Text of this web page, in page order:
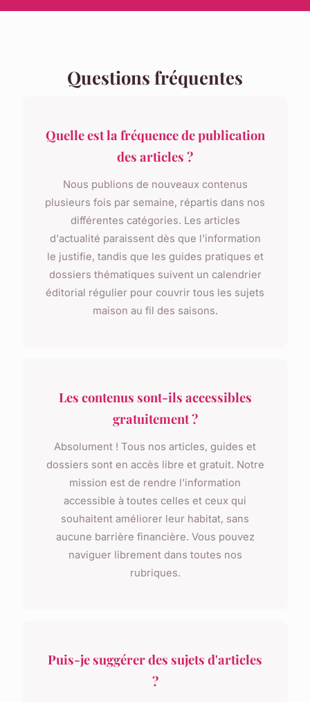
Questions fréquentes
Quelle est la fréquence de publication
des articles ?
Nous publions de nouveaux contenus
plusieurs fois par semaine, répartis dans nos
différentes catégories. Les articles
d'actualité paraissent dès que l'information
le justifie, tandis que les guides pratiques et
dossiers thématiques suivent un calendrier
éditorial régulier pour couvrir tous les sujets
maison au fil des saisons.
Les contenus sont-ils accessibles
gratuitement ?
Absolument ! Tous nos articles, guides et
dossiers sont en accès libre et gratuit. Notre
mission est de rendre l'information
accessible à toutes celles et ceux qui
souhaitent améliorer leur habitat, sans
aucune barrière financière. Vous pouvez
naviguer librement dans toutes nos
rubriques.
Puis-je suggérer des sujets d'articles
?